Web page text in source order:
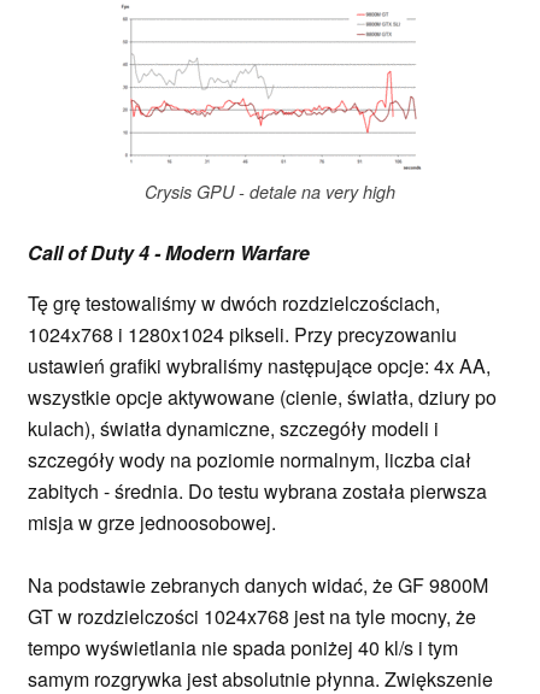
Crysis GPU - detale na very high
Call of Duty 4 - Modern Warfare
Tę grę testowaliśmy w dwóch rozdzielczościach,
1024x768 i 1280x1024 pikseli. Przy precyzowaniu
ustawień grafiki wybraliśmy następujące opcje: 4x AA,
wszystkie opcje aktywowane (cienie, światła, dziury po
kulach), światła dynamiczne, szczegóły modeli i
szczegóły wody na poziomie normalnym, liczba ciał
zabitych - średnia. Do testu wybrana została pierwsza
misja w grze jednoosobowej.
Na podstawie zebranych danych widać, że GF 9800M
GT w rozdzielczości 1024x768 jest na tyle mocny, że
tempo wyświetlania nie spada poniżej 40 kl/s i tym
samym rozgrywka jest absolutnie płynna. Zwiększenie